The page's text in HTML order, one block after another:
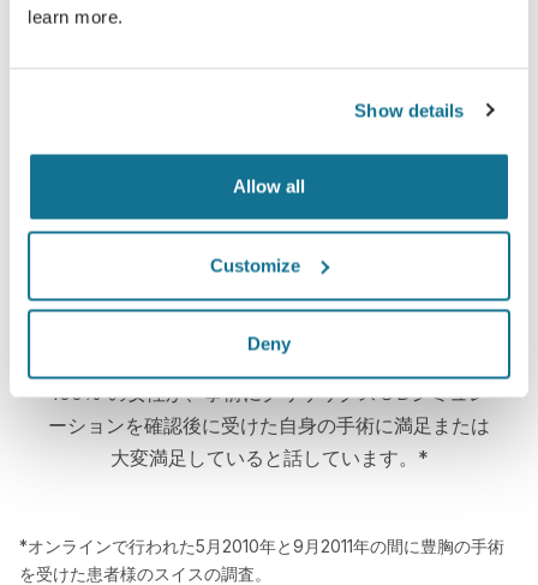
learn more.
Show details
Allow all
Customize
Deny
する助けになります。
満足した
100% の女性が、事前にクリサリクス３Dシミュレ
ーションを確認後に受けた自身の手術に満足または
大変満足していると話しています。*
*オンラインで行われた5月2010年と9月2011年の間に豊胸の手術
を受けた患者様のスイスの調査。